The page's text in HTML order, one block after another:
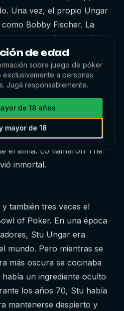
Una vez, el propio Ungar
Bobby Fischer. La
y dos días después ya
si ellos llevaban 30 años
en 1980, con solo 24
de póker en la vida, que
en el mano a mano
admiraba su talento,
y pesaba 50 kilos. Pero su
el alma. Lo llamaron The
inmortal.
también tres veces el
of Poker. En una época
Stu Ungar era
mundo. Pero mientras se
más oscura se cocinaba
un ingrediente oculto
los años 70, Stu había
mantenerse despierto y
de edad
sobre juego de póker
a personas
Jugá responsablemente.
mayor de 18
de 18 años